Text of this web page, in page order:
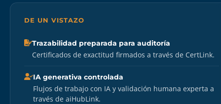
DE UN VISTAZO
Trazabilidad preparada para auditoría
Certificados de exactitud firmados a través de CertLink.
IA generativa controlada
Flujos de trabajo con IA y validación humana experta a
través de aiHubLink.